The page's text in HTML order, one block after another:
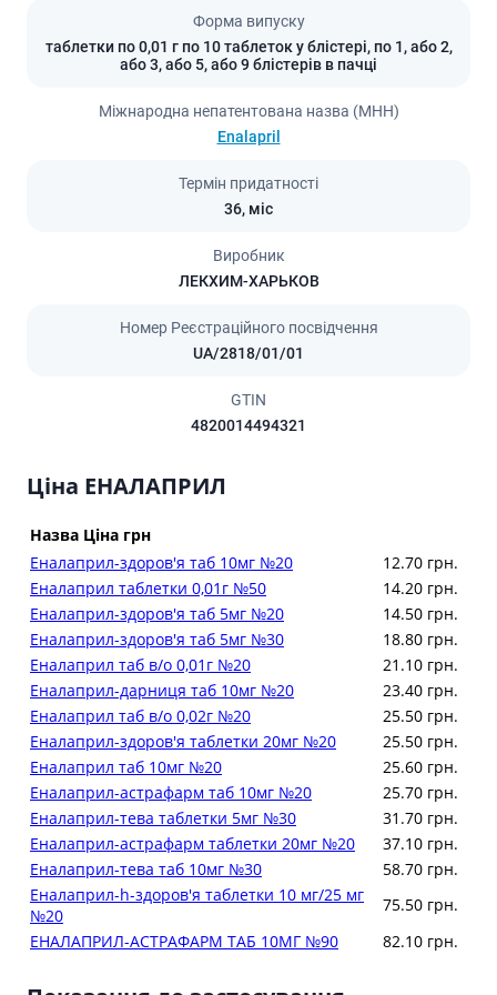
Форма випуску
таблетки по 0,01 г по 10 таблеток у блістері, по 1, або 2,
або 3, або 5, або 9 блістерів в пачці
Міжнародна непатентована назва (МНН)
Enalapril
Термін придатності
36, міс
Виробник
ЛЕКХИМ-ХАРЬКОВ
Номер Реєстраційного посвідчення
UA/2818/01/01
GTIN
4820014494321
Ціна ЕНАЛАПРИЛ
Назва Ціна грн
Еналаприл-здоров'я таб 10мг №20
12.70 грн.
Еналаприл таблетки 0,01г №50
14.20 грн.
Еналаприл-здоров'я таб 5мг №20
14.50 грн.
Еналаприл-здоров'я таб 5мг №30
18.80 грн.
Еналаприл таб в/о 0,01г №20
21.10 грн.
Еналаприл-дарниця таб 10мг №20
23.40 грн.
Еналаприл таб в/о 0,02г №20
25.50 грн.
Еналаприл-здоров'я таблетки 20мг №20
25.50 грн.
Еналаприл таб 10мг №20
25.60 грн.
Еналаприл-астрафарм таб 10мг №20
25.70 грн.
Еналаприл-тева таблетки 5мг №30
31.70 грн.
Еналаприл-астрафарм таблетки 20мг №20
37.10 грн.
Еналаприл-тева таб 10мг №30
58.70 грн.
Еналаприл-h-здоров'я таблетки 10 мг/25 мг
№20
75.50 грн.
ЕНАЛАПРИЛ-АСТРАФАРМ ТАБ 10МГ №90
82.10 грн.
№20